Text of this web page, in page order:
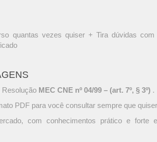
quantas vezes quiser + Tira dúvidas
Resolução MEC CNE nº 04/99 – (art. 7º, § 3º) .
PDF para você consultar sempre que
com conhecimentos prático e forte